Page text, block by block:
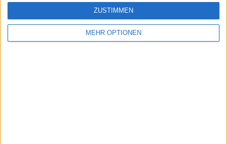
MEHR OPTIONEN
ZUSTIMMEN